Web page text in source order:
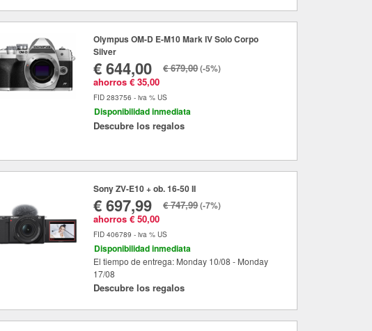
Olympus OM-D E-M10 Mark IV Solo Corpo
Silver
€ 644,00
ahorros € 35,00
€ 679,00(-5%)
FID 283756 - iva % US
Disponibilidad inmediata
Descubre los regalos
Sony ZV-E10 + ob. 16-50 II
€ 697,99
ahorros € 50,00
€ 747,99(-7%)
FID 406789 - iva % US
Disponibilidad inmediata
El tiempo de entrega: Monday 10/08 - Monday
17/08
Descubre los regalos